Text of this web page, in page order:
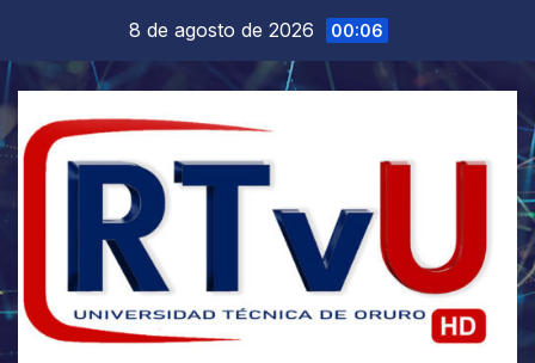
contenido
8 de agosto de 2026 00:06